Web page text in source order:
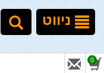
ניווט
0